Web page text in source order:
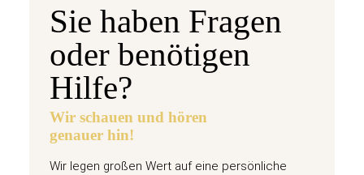
Sie haben Fragen
oder benötigen
Hilfe?
Wir schauen und hören
genauer hin!
Wir legen großen Wert auf eine persönliche